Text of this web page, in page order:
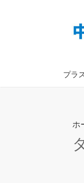
ス
プラ
ホ